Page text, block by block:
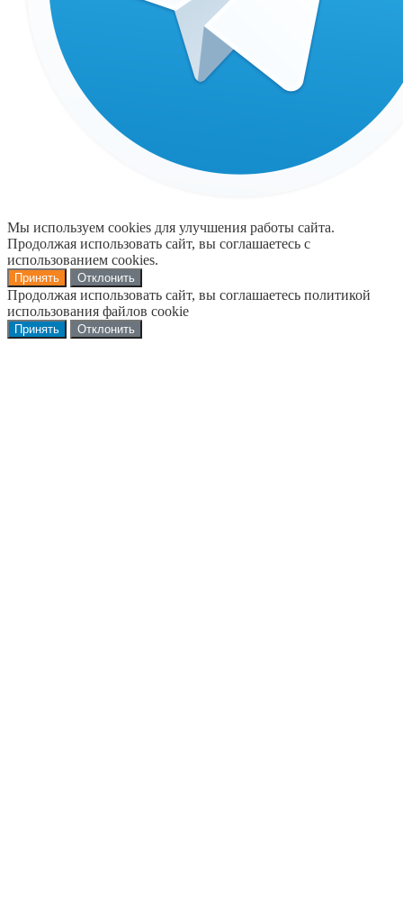
Мы используем cookies для улучшения работы сайта.
Продолжая использовать сайт, вы соглашаетесь с
использованием cookies.
Принять Отклонить
Продолжая использовать сайт, вы соглашаетесь политикой
использования файлов cookie
Принять Отклонить